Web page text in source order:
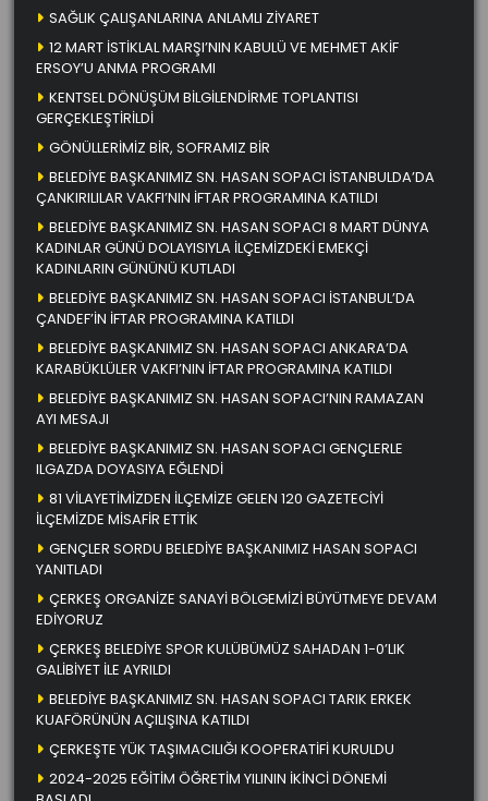
SAĞLIK ÇALIŞANLARINA ANLAMLI ZİYARET
12 MART İSTİKLAL MARŞI’NIN KABULÜ VE MEHMET AKİF
ERSOY’U ANMA PROGRAMI
KENTSEL DÖNÜŞÜM BİLGİLENDİRME TOPLANTISI
GERÇEKLEŞTİRİLDİ
GÖNÜLLERİMİZ BİR, SOFRAMIZ BİR
BELEDİYE BAŞKANIMIZ SN. HASAN SOPACI İSTANBULDA’DA
ÇANKIRILILAR VAKFI’NIN İFTAR PROGRAMINA KATILDI
BELEDİYE BAŞKANIMIZ SN. HASAN SOPACI 8 MART DÜNYA
KADINLAR GÜNÜ DOLAYISIYLA İLÇEMİZDEKİ EMEKÇİ
KADINLARIN GÜNÜNÜ KUTLADI
BELEDİYE BAŞKANIMIZ SN. HASAN SOPACI İSTANBUL’DA
ÇANDEF’İN İFTAR PROGRAMINA KATILDI
BELEDİYE BAŞKANIMIZ SN. HASAN SOPACI ANKARA’DA
KARABÜKLÜLER VAKFI’NIN İFTAR PROGRAMINA KATILDI
BELEDİYE BAŞKANIMIZ SN. HASAN SOPACI’NIN RAMAZAN
AYI MESAJI
BELEDİYE BAŞKANIMIZ SN. HASAN SOPACI GENÇLERLE
ILGAZDA DOYASIYA EĞLENDİ
81 VİLAYETİMİZDEN İLÇEMİZE GELEN 120 GAZETECİYİ
İLÇEMİZDE MİSAFİR ETTİK
GENÇLER SORDU BELEDİYE BAŞKANIMIZ HASAN SOPACI
YANITLADI
ÇERKEŞ ORGANİZE SANAYİ BÖLGEMİZİ BÜYÜTMEYE DEVAM
EDİYORUZ
ÇERKEŞ BELEDİYE SPOR KULÜBÜMÜZ SAHADAN 1-0’LIK
GALİBİYET İLE AYRILDI
BELEDİYE BAŞKANIMIZ SN. HASAN SOPACI TARIK ERKEK
KUAFÖRÜNÜN AÇILIŞINA KATILDI
ÇERKEŞTE YÜK TAŞIMACILIĞI KOOPERATİFİ KURULDU
2024-2025 EĞİTİM ÖĞRETİM YILININ İKİNCİ DÖNEMİ